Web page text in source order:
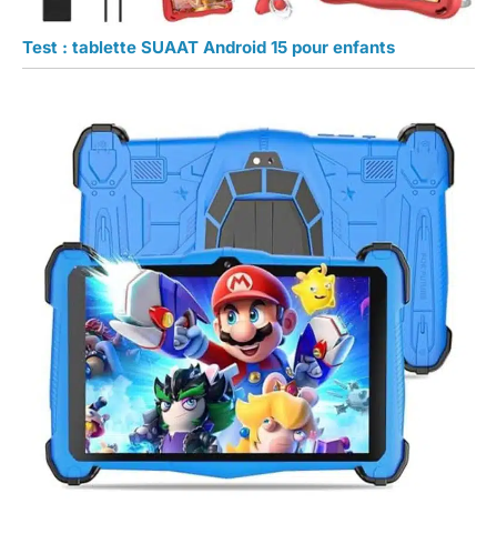
de votre
cliquer sur
"Contacter le
directement via la
messagerie
Amazon. Nous
vous répondrons
sous 24 h et
veillerons à ce
que tout
problème lié au
produit soit
résolu de
manière
satisfaisante.
Test : tablette SUAAT Android 15 pour enfants